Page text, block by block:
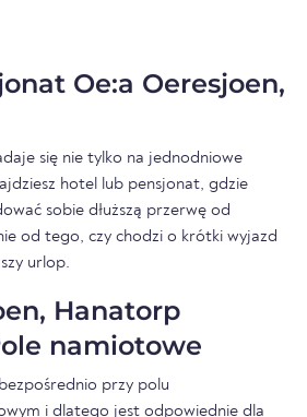
Oe:a Oeresjoen,
się nie tylko na jednodniowe
hotel lub pensjonat, gdzie
sobie dłuższą przerwę od
od tego, czy chodzi o krótki wyjazd
urlop.
Hanatorp
namiotowe
przy polu
i dlatego jest odpowiednie dla